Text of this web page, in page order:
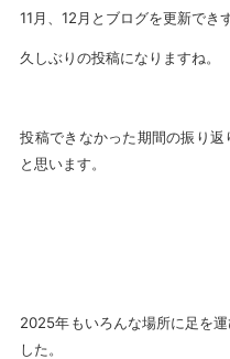
11月、12月とブログを更新でき
久しぶりの投稿になりますね。
投稿できなかった期間の振り
と思います。
2025年もいろんな場所に足を
した。